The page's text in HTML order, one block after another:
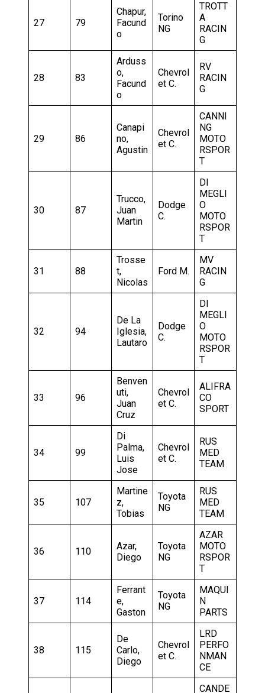
27 79
Chapur,
Facund
o
Torino
NG
TROTT
A
RACIN
G
28 83
Arduss
o,
Facund
o
Chevrol
et C.
RV
RACIN
G
29 86
Canapi
no,
Agustin
Chevrol
et C.
CANNI
NG
MOTO
RSPOR
T
30 87
Trucco,
Juan
Martin
Dodge
C.
DI
MEGLI
O
MOTO
RSPOR
T
31 88
Trosse
t,
Nicolas
Ford M.
MV
RACIN
G
32 94
De La
Iglesia,
Lautaro
Dodge
C.
DI
MEGLI
O
MOTO
RSPOR
T
33 96
Benven
uti,
Juan
Cruz
Chevrol
et C.
ALIFRA
CO
SPORT
34 99
Di
Palma,
Luis
Jose
Chevrol
et C.
RUS
MED
TEAM
35 107
Martine
z,
Tobias
Toyota
NG
RUS
MED
TEAM
36 110
Azar,
Diego
Toyota
NG
AZAR
MOTO
RSPOR
T
37 114
Ferrant
e,
Gaston
Toyota
NG
MAQUI
N
PARTS
38 115
De
Carlo,
Diego
Chevrol
et C.
LRD
PERFO
NMAN
CE
CANDE